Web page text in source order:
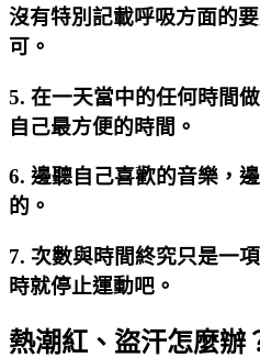
沒有特別記載呼吸方面的
可。
5. 在一天當中的任何時間
自己最方便的時間。
6. 邊聽自己喜歡的音樂，
的。
7. 次數與時間終究只是一
時就停止運動吧。
熱潮紅、盜汗怎麼辦